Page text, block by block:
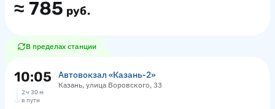
≈ 785 руб.
В пределах станции
10:05 Автовокзал «‎Казань-2»
Казань, улица Воровского, 33
2 ч 30 м
в пути